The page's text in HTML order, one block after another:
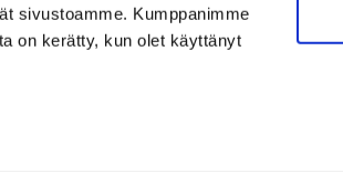
sivustoamme. Kumppanimme
on kerätty, kun olet käyttänyt